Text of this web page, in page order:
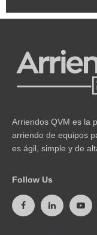
Arriendos QVM es la
arriendo de equipos
es ágil, simple y de
Follow Us